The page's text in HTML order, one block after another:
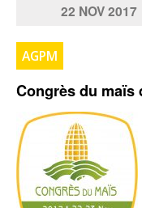
22 NOV2017
AGPM
Congrès du maïs